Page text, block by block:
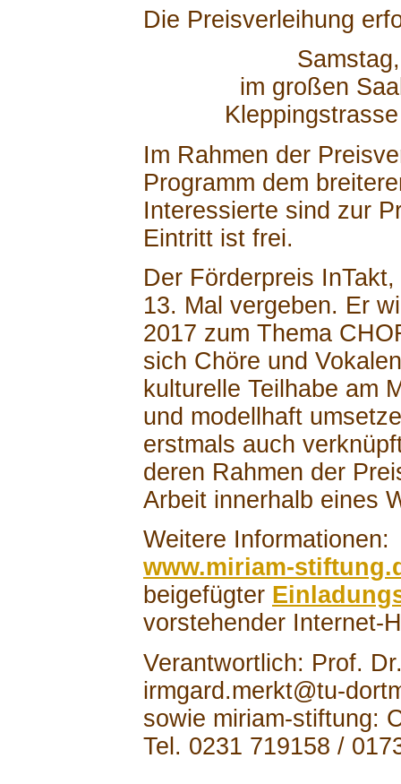
Die Preisverleihung
im großen
Im Rahmen der
Programm dem
Interessierte sind zur
Eintritt ist frei.
Der Förderpreis
13. Mal vergeben. Er
2017 zum Thema
sich Chöre und
kulturelle Teilhabe am
und modellhaft
erstmals auch
deren Rahmen der
Arbeit innerhalb eines
Weitere Informationen:
www.miriam-
beigefügter
vorstehender Internet-
Verantwortlich: Prof.
irmgard.merkt@tu-
sowie miriam-stiftung:
Tel. 0231 719158 /